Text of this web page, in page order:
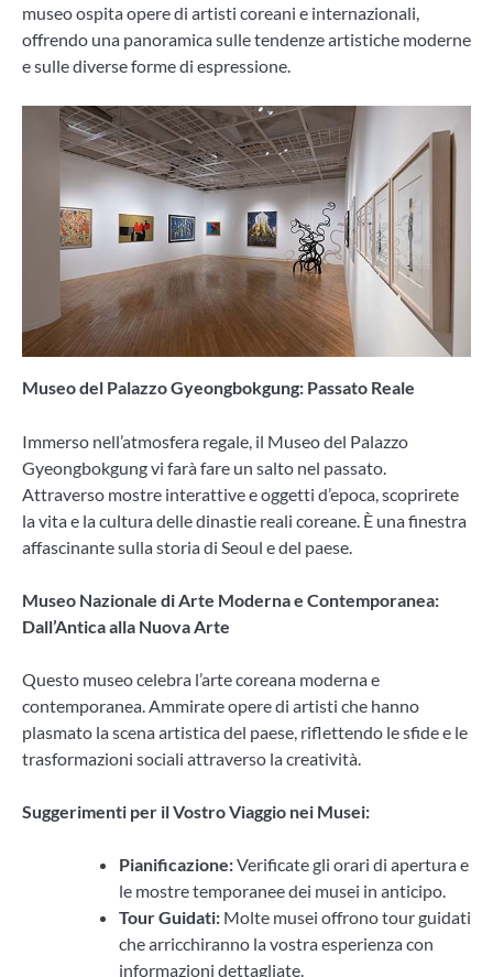
museo ospita opere di artisti coreani e internazionali,
offrendo una panoramica sulle tendenze artistiche moderne
e sulle diverse forme di espressione.
Museo del Palazzo Gyeongbokgung: Passato Reale
Immerso nell’atmosfera regale, il Museo del Palazzo
Gyeongbokgung vi farà fare un salto nel passato.
Attraverso mostre interattive e oggetti d’epoca, scoprirete
la vita e la cultura delle dinastie reali coreane. È una finestra
affascinante sulla storia di Seoul e del paese.
Museo Nazionale di Arte Moderna e Contemporanea:
Dall’Antica alla Nuova Arte
Questo museo celebra l’arte coreana moderna e
contemporanea. Ammirate opere di artisti che hanno
plasmato la scena artistica del paese, riflettendo le sfide e le
trasformazioni sociali attraverso la creatività.
Suggerimenti per il Vostro Viaggio nei Musei:
Pianificazione:Verificate gli orari di apertura e
le mostre temporanee dei musei in anticipo.
Tour Guidati: Molte musei offrono tour guidati
che arricchiranno la vostra esperienza con
informazioni dettagliate.